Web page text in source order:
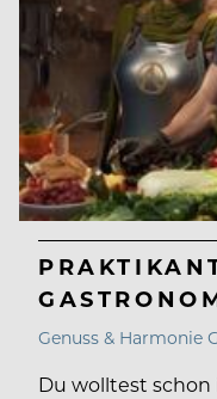
Genuss & Harmonie
Du wolltest schon